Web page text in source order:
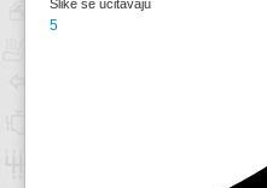
Slike se učitavaju
5